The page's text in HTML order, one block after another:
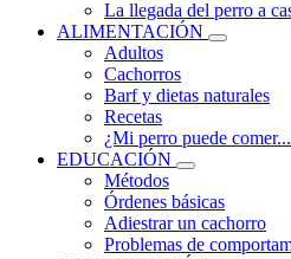
La llegada del perro a
ALIMENTACIÓN
Adultos
Cachorros
Barf y dietas naturales
Recetas
¿Mi perro puede
EDUCACIÓN
Métodos
Órdenes básicas
Adiestrar un cachorro
Problemas de